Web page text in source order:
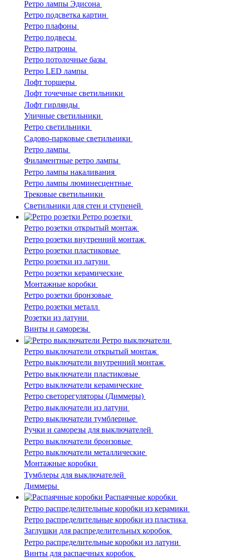
Ретро лампы Эдисона
Ретро подсветка картин
Ретро плафоны
Ретро подвесы
Ретро патроны
Ретро потолочные базы
Ретро LED лампы
Лофт торшеры
Лофт точечные светильники
Лофт гирлянды
Уличные светильники
Ретро светильники
Садово-парковые светильники
Ретро лампы
Филаментные ретро лампы
Ретро лампы накаливания
Ретро лампы люминесцентные
Трековые светильники
Светильники для стен и ступеней
Ретро розетки
Ретро розетки открытый монтаж
Ретро розетки внутренний монтаж
Ретро розетки пластиковые
Ретро розетки из латуни
Ретро розетки керамические
Монтажные коробки
Ретро розетки бронзовые
Ретро розетки металл
Розетки из латуни
Винты и саморезы
Ретро выключатели
Ретро выключатели открытый монтаж
Ретро выключатели внутренний монтаж
Ретро выключатели пластиковые
Ретро выключатели керамические
Ретро светорегуляторы (Диммеры)
Ретро выключатели из латуни
Ретро выключатели тумблерные
Ручки и саморезы для выключателей
Ретро выключатели бронзовые
Ретро выключатели металлические
Монтажные коробки
Тумблеры для выключателей
Диммеры
Распаячные коробки
Ретро распределительные коробки из керамики
Ретро распределительные коробки из пластика
Заглушки для распределительных коробок
Ретро распределительные коробки из латуни
Винты для распаечных коробок